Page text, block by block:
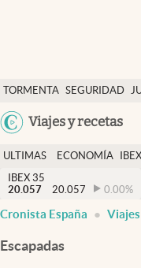
TORMENTA SEGURIDAD
Viajes y recetas
Economía y finanzas
Política
Actualidad
Criptomonedas
España
ULTIMAS
NOTICIAS
ECONOMÍA
FINANZAS
IBEX
EURO
IBEX 35
20.057
20.057 0.00%
Cronista España
Escapadas